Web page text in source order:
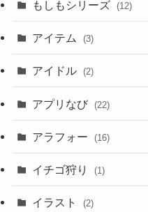
もしもシリーズ (12)
アイテム (3)
アイドル (2)
アプリなび (22)
アラフォー (16)
イチゴ狩り (1)
イラスト (2)